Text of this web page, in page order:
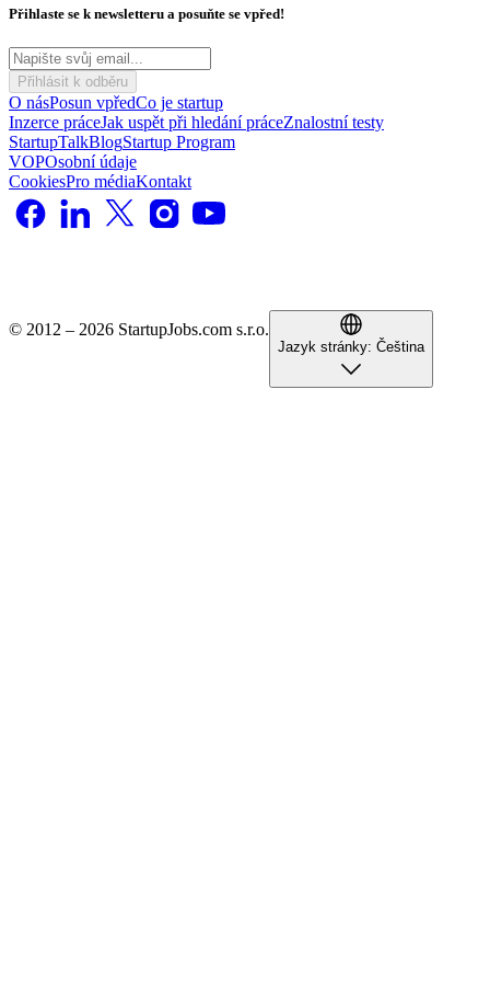
Přihlaste se k newsletteru a posuňte se vpřed!
Přihlásit k odběru
O násPosun vpředCo je startup
Inzerce práceJak uspět při hledání práceZnalostní testy
StartupTalkBlogStartup Program
VOPOsobní údaje
CookiesPro médiaKontakt
© 2012 – 2026 StartupJobs.com s.r.o.
Jazyk stránky: Čeština